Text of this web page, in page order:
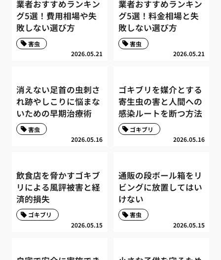
業者おすすめランキン
グ5選！費用相場や失
敗しない選び方
2026.05.21
害虫
業者おすすめランキン
グ5選！料金相場と失
敗しない選び方
2026.05.21
害虫
消えない足首の虫刺さ
れ跡やしこりに悩まな
いための早期治療術
2026.05.16
害虫
ゴキブリを媒介とする
寄生虫の害と人間への
感染ルートを断つ方法
2026.05.16
ゴキブリ
飲食店を脅かすゴキブ
リによる風評被害と経
済的損失
2026.05.15
ゴキブリ
通販の段ボール箱をリ
ビングに放置してはい
けない
2026.05.15
害虫